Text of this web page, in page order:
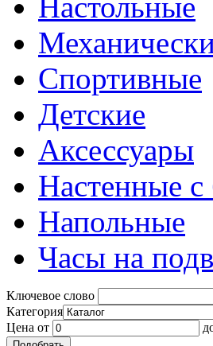
Настольные
Спортивные
Детские
Аксессуары
Настенные с
Напольные
Часы на
Ключевое слово
Категория
Цена от